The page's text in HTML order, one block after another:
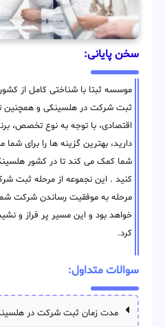
سخن پایانی:
موسسه ثبتا با شناختی کامل از
ثبت شرکت در هلسینکی و همچنین
اقتصادی، با توجه به نوع تخصص،
دارید، بهترین گزینه ها را برای
شما کمک می کند تا در کشور
کنید . این نجموعه از مرحله ثبت
مرحله به موفقیت رساندن شرکت
خواهد بود و این مسیر پر فراز و
کرد.
سوالات متداول:
مدت زمان ثبت شرکت در